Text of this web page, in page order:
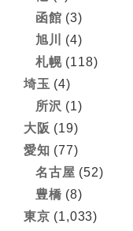
函館 (3)
旭川
(4)
札幌(118)
埼玉 (4)
所沢 (1)
大阪 (19)
愛知 (77)
名古屋 (52)
豊橋 (8)
東京 (1,033)